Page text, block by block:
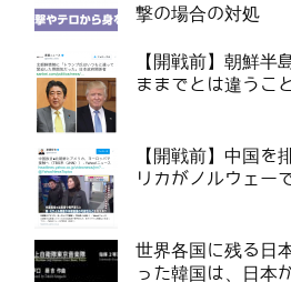
撃の場合の対処
【開戦前】朝鮮半
ままでとは違うこ
【開戦前】中国を
リカがノルウェー
世界各国に残る日
った韓国は、日本